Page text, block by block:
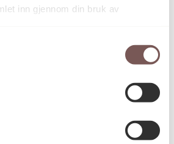
inn gjennom din bruk av